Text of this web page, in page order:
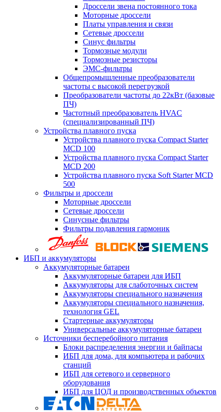
Дроссели звена постоянного тока
Моторные дроссели
Платы управления и связи
Сетевые дроссели
Синус фильтры
Тормозные модули
Тормозные резисторы
ЭМС-фильтры
Общепромышленные преобразователи
частоты с высокой перегрузкой
Преобразователи частоты до 22кВт (базовые
ПЧ)
Частотный преобразователь HVAC
(специализированный ПЧ)
Устройства плавного пуска
Устройства плавного пуска Compact Starter
MCD 100
Устройства плавного пуска Compact Starter
MCD 200
Устройства плавного пуска Soft Starter MCD
500
Фильтры и дроссели
Моторные дроссели
Сетевые дроссели
Синусные фильтры
Фильтры подавления гармоник
ИБП и аккумуляторы
Аккумуляторные батареи
Аккумуляторные батареи для ИБП
Аккумуляторы для слаботочных систем
Аккумуляторы специального назначения
Аккумуляторы специального назначения,
технология GEL
Стартерные аккумуляторы
Универсальные аккумуляторные батареи
Источники бесперебойного питания
Блоки распределения энергии и байпасы
ИБП для дома, для компьютера и рабочих
станций
ИБП для сетевого и серверного
оборудования
ИБП для ЦОД и производственных объектов